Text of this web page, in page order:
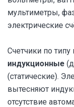
мультиметры,
электрические
Счетчики по
индукционные
(статические).
вытесняют
отсутствие